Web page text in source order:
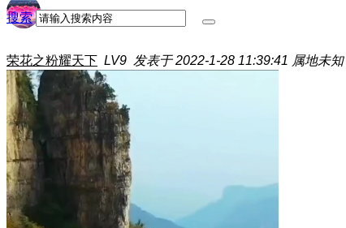
搜索
荣花之粉耀天下 LV9 发表于 2022-1-28 11:39:41 属地未知